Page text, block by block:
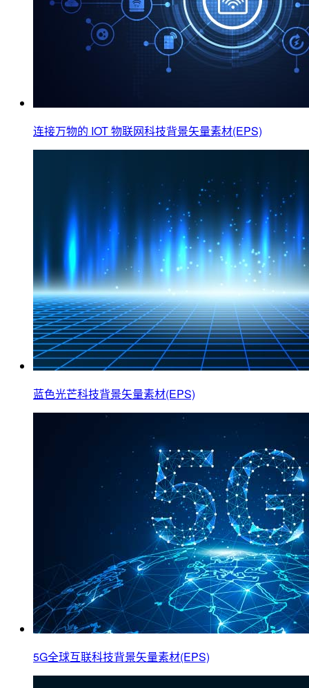
连接万物的 IOT 物联网科技背景矢量素材(EPS)
蓝色光芒科技背景矢量素材(EPS)
5G全球互联科技背景矢量素材(EPS)